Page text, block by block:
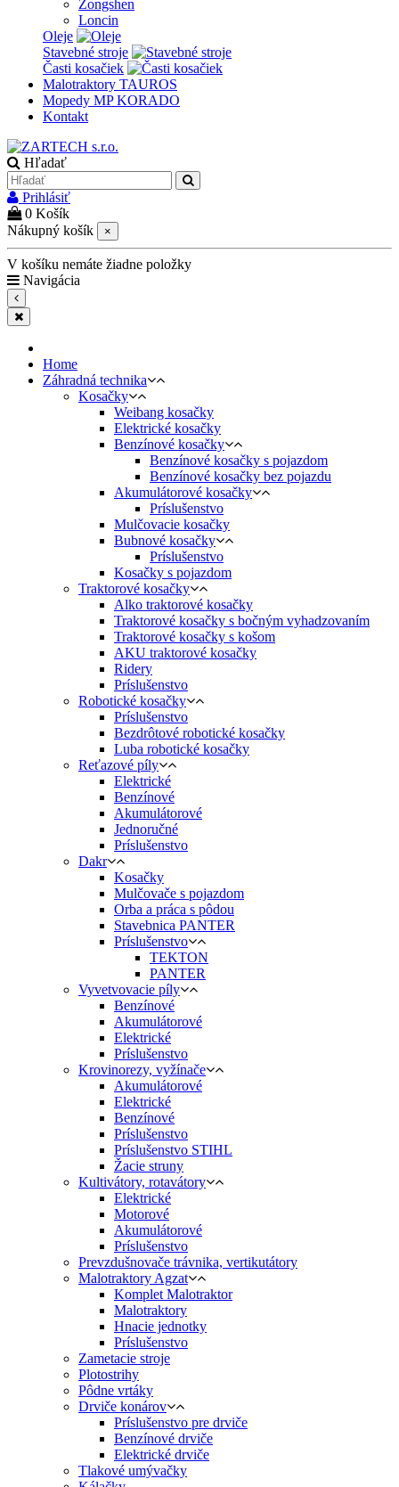
Zongshen
Loncin
Oleje
Stavebné stroje
Časti kosačiek
Malotraktory TAUROS
Mopedy MP KORADO
Kontakt
Hľadať
Prihlásiť
0 Košík
Nákupný košík
×
V košíku nemáte žiadne položky
Navigácia
Home
Záhradná technika
Kosačky
Weibang kosačky
Elektrické kosačky
Benzínové kosačky
Benzínové kosačky s pojazdom
Benzínové kosačky bez pojazdu
Akumulátorové kosačky
Príslušenstvo
Mulčovacie kosačky
Bubnové kosačky
Príslušenstvo
Kosačky s pojazdom
Traktorové kosačky
Alko traktorové kosačky
Traktorové kosačky s bočným vyhadzovaním
Traktorové kosačky s košom
AKU traktorové kosačky
Ridery
Príslušenstvo
Robotické kosačky
Príslušenstvo
Bezdrôtové robotické kosačky
Luba robotické kosačky
Reťazové píly
Elektrické
Benzínové
Akumulátorové
Jednoručné
Príslušenstvo
Dakr
Kosačky
Mulčovače s pojazdom
Orba a práca s pôdou
Stavebnica PANTER
Príslušenstvo
TEKTON
PANTER
Vyvetvovacie píly
Benzínové
Akumulátorové
Elektrické
Príslušenstvo
Krovinorezy, vyžínače
Akumulátorové
Elektrické
Benzínové
Príslušenstvo
Príslušenstvo STIHL
Žacie struny
Kultivátory, rotavátory
Elektrické
Motorové
Akumulátorové
Príslušenstvo
Prevzdušnovače trávnika, vertikutátory
Malotraktory Agzat
Komplet Malotraktor
Malotraktory
Hnacie jednotky
Príslušenstvo
Zametacie stroje
Plotostrihy
Pôdne vrtáky
Drviče konárov
Príslušenstvo pre drviče
Benzínové drviče
Elektrické drviče
Tlakové umývačky